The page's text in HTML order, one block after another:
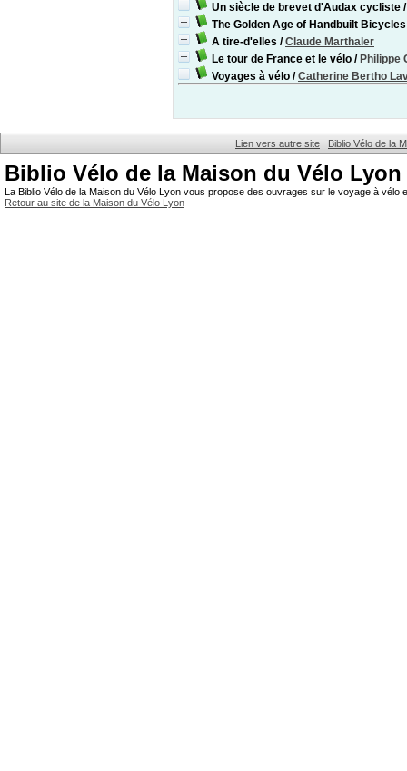
Un siècle de brevet d'Audax cycliste
The Golden Age of Handbuilt Bicycles
A tire-d'elles /Claude Marthaler
Le tour de France et le vélo / Philippe
Voyages à vélo /Catherine Bertho
Lien vers autre site Biblio Vélo de la
Biblio Vélo de la Maison du Vélo Lyon
La Biblio Vélo de la Maison du Vélo Lyon vous propose des ouvrages sur le voyage à
Retour au site de la Maison du Vélo Lyon